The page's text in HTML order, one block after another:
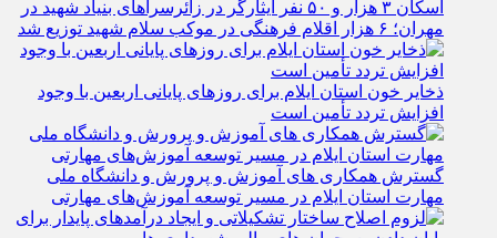
اسکان ۳ هزار و ۵۰ نفر ایثارگر در زائرسراهای بنیاد شهید در
مهران؛ ۶ هزار اقلام فرهنگی در موکب سلام شهید توزیع شد
ذخایر خون استان ایلام برای روزهای پایانی اربعین با وجود
افزایش تردد تأمین است
گسترش همکاری‌ های آموزش و پرورش و دانشگاه ملی
مهارت استان ایلام در مسیر توسعه آموزش‌های مهارتی